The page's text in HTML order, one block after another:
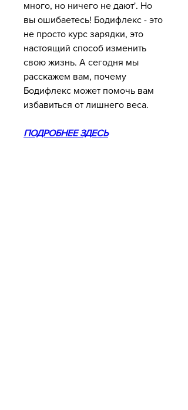
много, но ничего не дают'. Но
вы ошибаетесь! Бодифлекс - это
не просто курс зарядки, это
настоящий способ изменить
свою жизнь. А сегодня мы
расскажем вам, почему
Бодифлекс может помочь вам
избавиться от лишнего веса.
ПОДРОБНЕЕ ЗДЕСЬ